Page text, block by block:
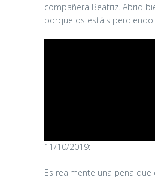
compañera Beatriz. Abrid
porque os estáis perdiendo
11/10/2019:
Es realmente una pena que